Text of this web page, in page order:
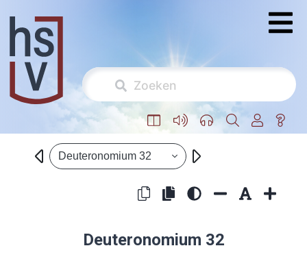
Deuteronomium 32
Deuteronomium 32